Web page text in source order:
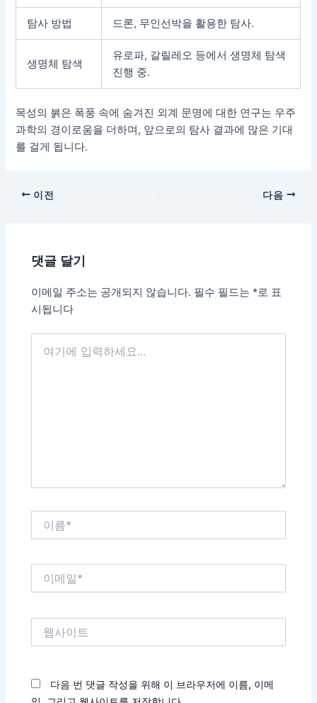
탐사 방법 드론, 무인선박을 활용한 탐사.
생명체 탐색
유로파, 갈릴레오 등에서 생명체 탐색
진행 중.
목성의 붉은 폭풍 속에 숨겨진 외계 문명에 대한 연구는 우주
과학의 경이로움을 더하며, 앞으로의 탐사 결과에 많은 기대
를 걸게 됩니다.
이전 다음
댓글 달기
이메일 주소는 공개되지 않습니다. 필수 필드는 *로 표
시됩니다
다음 번 댓글 작성을 위해 이 브라우저에 이름, 이메